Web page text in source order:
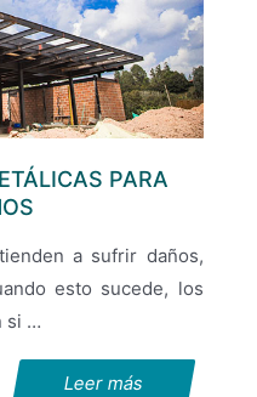
PARA
a sufrir daños,
esto sucede, los
si …
Leer más